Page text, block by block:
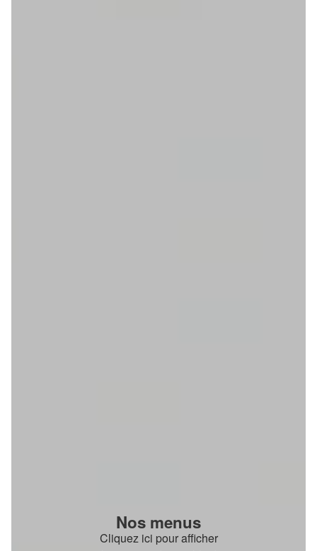
Nos menus
Cliquez ici pour afficher